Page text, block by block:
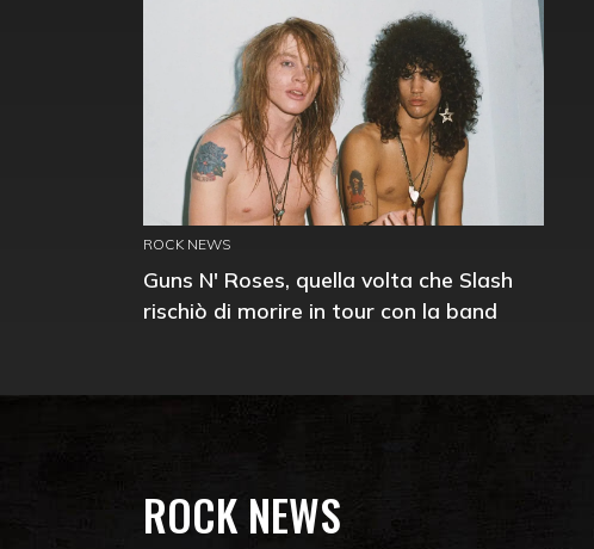
ROCK NEWS
Guns N' Roses, quella volta che Slash
rischiò di morire in tour con la band
ROCK NEWS